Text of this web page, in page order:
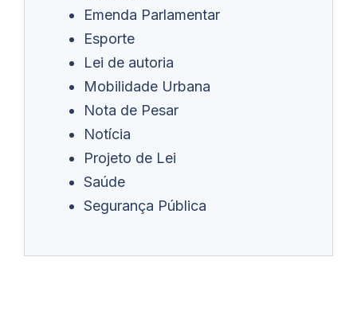
Emenda Parlamentar
Esporte
Lei de autoria
Mobilidade Urbana
Nota de Pesar
Notícia
Projeto de Lei
Saúde
Segurança Pública